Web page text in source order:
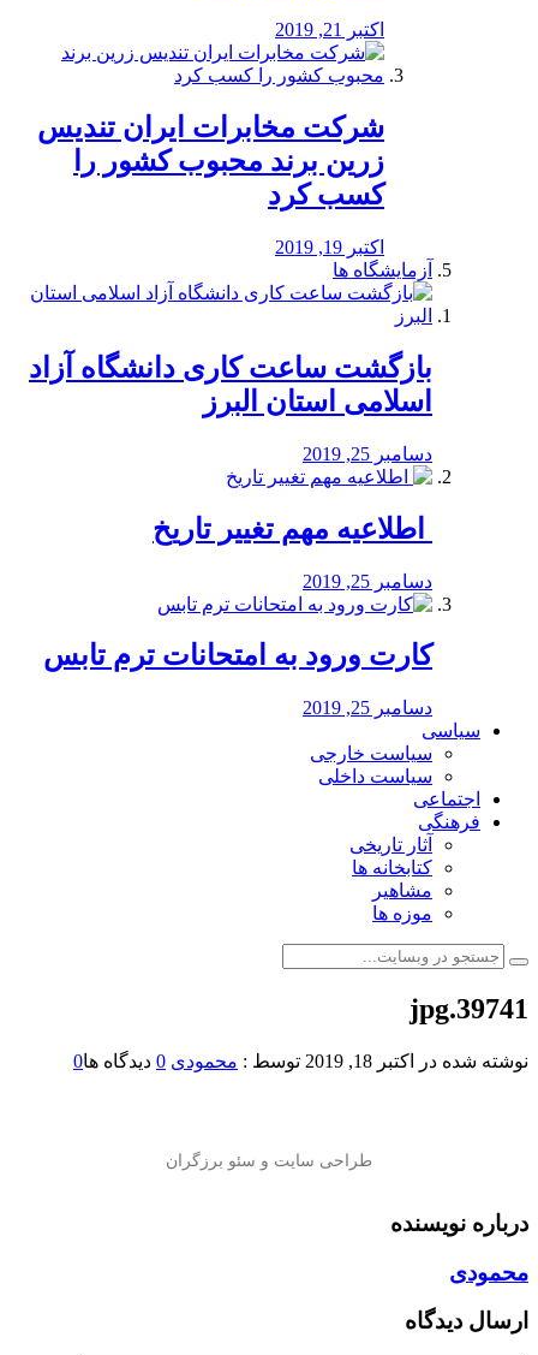
اکتبر 21, 2019
شرکت مخابرات ایران تندیس
زرین برند محبوب کشور را
کسب کرد
اکتبر 19, 2019
آزمایشگاه ها
بازگشت ساعت کاری دانشگاه آزاد
اسلامی استان البرز
دسامبر 25, 2019
️ اطلاعیه مهم تغییر تاریخ
دسامبر 25, 2019
کارت ورود به امتحانات ترم تابس
دسامبر 25, 2019
سیاسی
سیاست خارجی
سیاست داخلی
اجتماعی
فرهنگی
آثار تاریخی
کتابخانه ها
مشاهیر
موزه ها
39741.jpg
نوشته شده در اکتبر 18, 2019 توسط : محمودی 0 دیدگاه ها0
درباره نویسنده
محمودی
ارسال دیدگاه